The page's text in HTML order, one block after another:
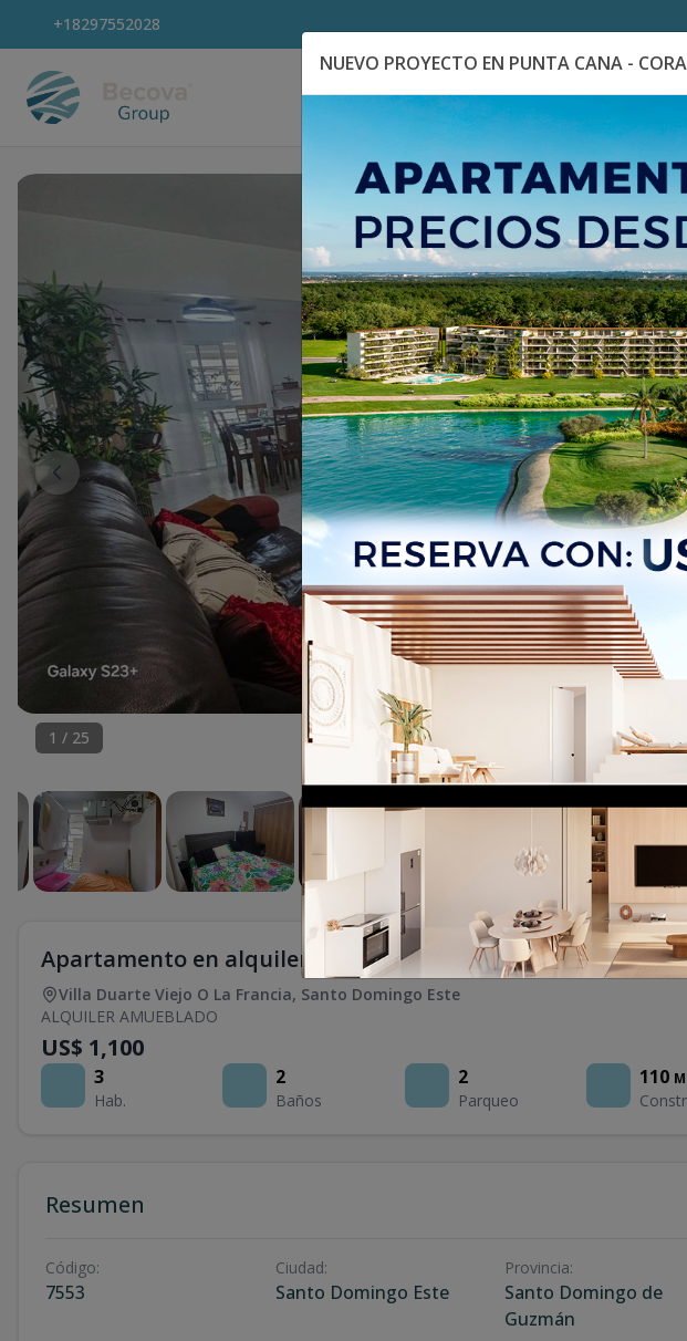
+18297552028
Explora Propiedades Catálogo de
1 / 25
Apartamento en alquiler en Villa Duarte
Villa Duarte Viejo O La Francia, Santo Domingo Este
ALQUILER AMUEBLADO
US$ 1,100
3
Hab.
2
Baños
2
Parqueo
110
Resumen
Código:
7553
Ciudad:
Santo Domingo Este
Provincia:
Santo Domingo de
Guzmán
NUEVO PROYECTO EN PUNTA CANA -